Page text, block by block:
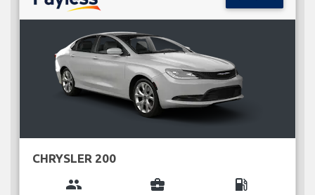
CHRYSLER 200
group business_center local_gas_station